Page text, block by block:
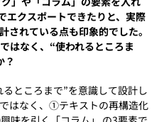
エクスポートできたりと、実際
されている点も印象的でした。
はなく、“使われるところま
？
るところまで”を意識して設計し
はなく、①テキストの再構造化